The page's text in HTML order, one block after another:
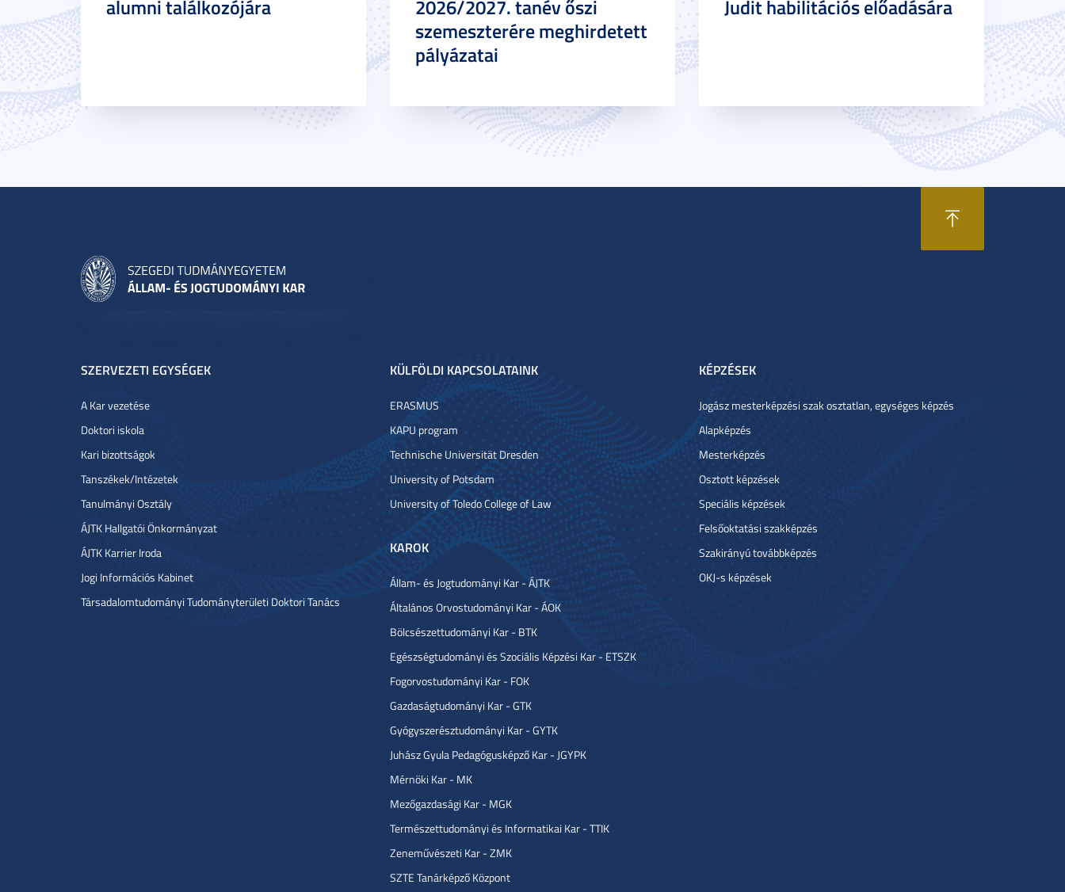
alumni találkozójára
2026/2027. tanév őszi
szemeszterére meghirdetett
pályázatai
Judit habilitációs előadására
SZERVEZETI EGYSÉGEK
A Kar vezetése
Doktori iskola
Kari bizottságok
Tanszékek/Intézetek
Tanulmányi Osztály
ÁJTK Hallgatói Önkormányzat
ÁJTK Karrier Iroda
Jogi Információs Kabinet
Társadalomtudományi Tudományterületi Doktori Tanács
KÜLFÖLDI KAPCSOLATAINK
ERASMUS
KAPU program
Technische Universität Dresden
University of Potsdam
University of Toledo College of Law
KAROK
Állam- és Jogtudományi Kar - ÁJTK
Általános Orvostudományi Kar - ÁOK
Bölcsészettudományi Kar - BTK
Egészségtudományi és Szociális Képzési Kar - ETSZK
Fogorvostudományi Kar - FOK
Gazdaságtudományi Kar - GTK
Gyógyszerésztudományi Kar - GYTK
Juhász Gyula Pedagógusképző Kar - JGYPK
Mérnöki Kar - MK
Mezőgazdasági Kar - MGK
Természettudományi és Informatikai Kar - TTIK
Zeneművészeti Kar - ZMK
SZTE Tanárképző Központ
KÉPZÉSEK
Jogász mesterképzési szak osztatlan, egységes képzés
Alapképzés
Mesterképzés
Osztott képzések
Speciális képzések
Felsőoktatási szakképzés
Szakirányú továbbképzés
OKJ-s képzések